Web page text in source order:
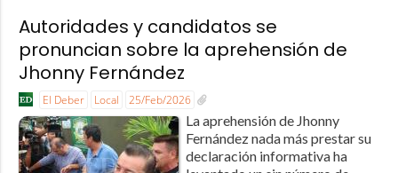
Autoridades y candidatos se
pronuncian sobre la aprehensión de
Jhonny Fernández
El Deber Local 25/Feb/2026
La aprehensión de Jhonny
Fernández nada más prestar su
declaración informativa ha